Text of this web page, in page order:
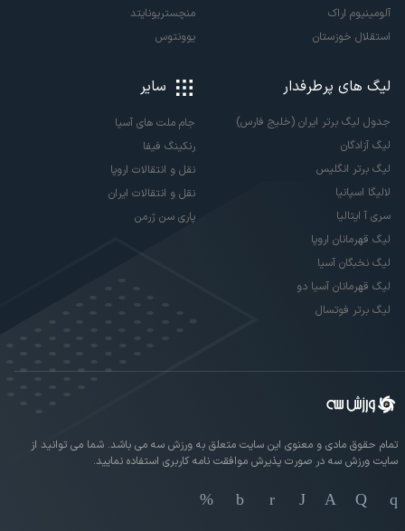
آلومینیوم اراک
استقلال خوزستان
منچستریونایتد
یوونتوس
لیگ های پرطرفدار
جدول لیگ برتر ایران (خلیج فارس)
لیگ آزادگان
لیگ برتر انگلیس
لالیگا اسپانیا
سری آ ایتالیا
لیگ قهرمانان اروپا
لیگ نخبگان آسیا
لیگ قهرمانان آسیا دو
لیگ برتر فوتسال
سایر
جام ملت های آسیا
رنکینگ فیفا
نقل و انتقالات اروپا
نقل و انتقالات ایران
پاری سن ژرمن
تمام حقوق مادی و معنوی این سایت متعلق به ورزش سه می باشد. شما می توانید از
سایت ورزش سه در صورت پذیرش موافقت نامه کاربری استفاده نمایید.